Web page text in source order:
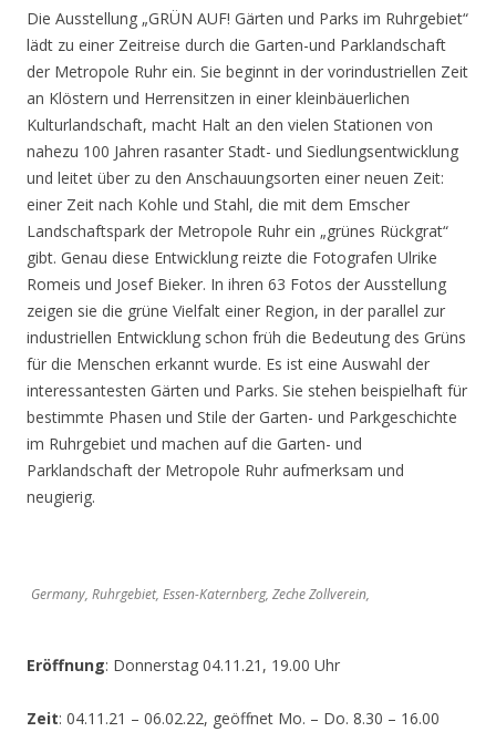
Die Ausstellung „GRÜN AUF! Gärten und Parks im Ruhrgebiet“
lädt zu einer Zeitreise durch die Garten-und Parklandschaft
der Metropole Ruhr ein. Sie beginnt in der vorindustriellen Zeit
an Klöstern und Herrensitzen in einer kleinbäuerlichen
Kulturlandschaft, macht Halt an den vielen Stationen von
nahezu 100 Jahren rasanter Stadt- und Siedlungsentwicklung
und leitet über zu den Anschauungsorten einer neuen Zeit:
einer Zeit nach Kohle und Stahl, die mit dem Emscher
Landschaftspark der Metropole Ruhr ein „grünes Rückgrat“
gibt. Genau diese Entwicklung reizte die Fotografen Ulrike
Romeis und Josef Bieker. In ihren 63 Fotos der Ausstellung
zeigen sie die grüne Vielfalt einer Region, in der parallel zur
industriellen Entwicklung schon früh die Bedeutung des Grüns
für die Menschen erkannt wurde. Es ist eine Auswahl der
interessantesten Gärten und Parks. Sie stehen beispielhaft für
bestimmte Phasen und Stile der Garten- und Parkgeschichte
im Ruhrgebiet und machen auf die Garten- und
Parklandschaft der Metropole Ruhr aufmerksam und
neugierig.
Germany, Ruhrgebiet, Essen-Katernberg, Zeche Zollverein,
Eröffnung: Donnerstag 04.11.21, 19.00 Uhr
Zeit: 04.11.21 – 06.02.22, geöffnet Mo. – Do. 8.30 – 16.00